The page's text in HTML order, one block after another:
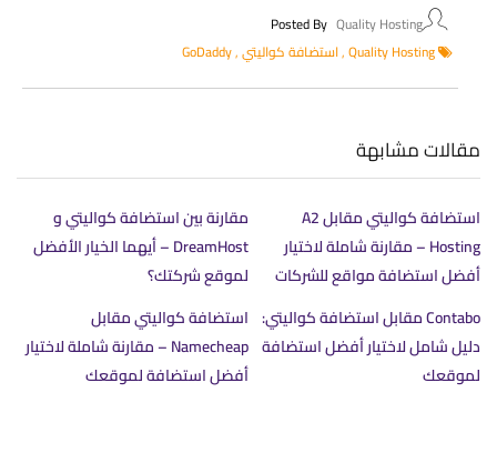
Posted By Quality Hosting
Quality Hosting
,استضافة كواليتي,
GoDaddy
مقالات مشابهة
مقارنة بين استضافة كواليتي و
DreamHost – أيهما الخيار الأفضل
لموقع شركتك؟
استضافة كواليتي مقابل A2
Hosting – مقارنة شاملة لاختيار
أفضل استضافة مواقع للشركات
استضافة كواليتي مقابل
Namecheap – مقارنة شاملة لاختيار
أفضل استضافة لموقعك
Contabo مقابل استضافة كواليتي:
دليل شامل لاختيار أفضل استضافة
لموقعك